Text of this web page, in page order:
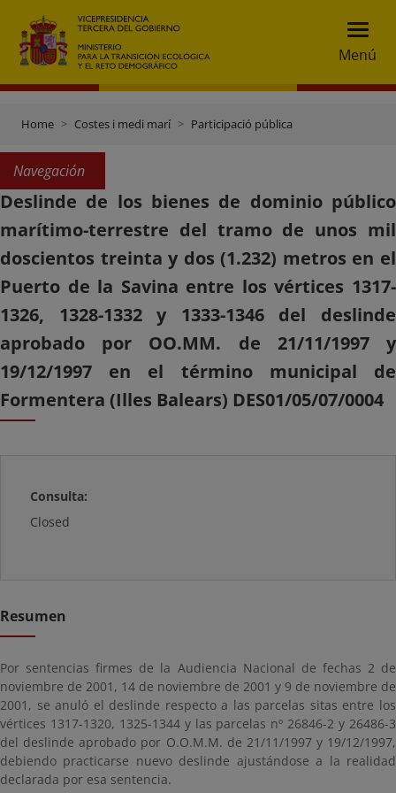
Menú
Home Costes i medi marí Participació pública
Navegación
Deslinde de los bienes de dominio público
marítimo-terrestre del tramo de unos mil
doscientos treinta y dos (1.232) metros en el
Puerto de la Savina entre los vértices 1317-
1326, 1328-1332 y 1333-1346 del deslinde
aprobado por OO.MM. de 21/11/1997 y
19/12/1997 en el término municipal de
Formentera (Illes Balears) DES01/05/07/0004
Consulta:
Closed
Resumen
Por sentencias firmes de la Audiencia Nacional de fechas 2 de
noviembre de 2001, 14 de noviembre de 2001 y 9 de noviembre de
2001, se anuló el deslinde respecto a las parcelas sitas entre los
vértices 1317-1320, 1325-1344 y las parcelas nº 26846-2 y 26486-3
del deslinde aprobado por O.O.M.M. de 21/11/1997 y 19/12/1997,
debiendo practicarse nuevo deslinde ajustándose a la realidad
declarada por esa sentencia.